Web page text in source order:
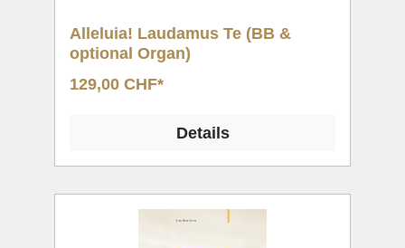
Alleluia! Laudamus Te (BB &
optional Organ)
129,00 CHF*
Details